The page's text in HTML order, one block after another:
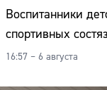
Воспитанники
спортивных
16:57 – 6 августа